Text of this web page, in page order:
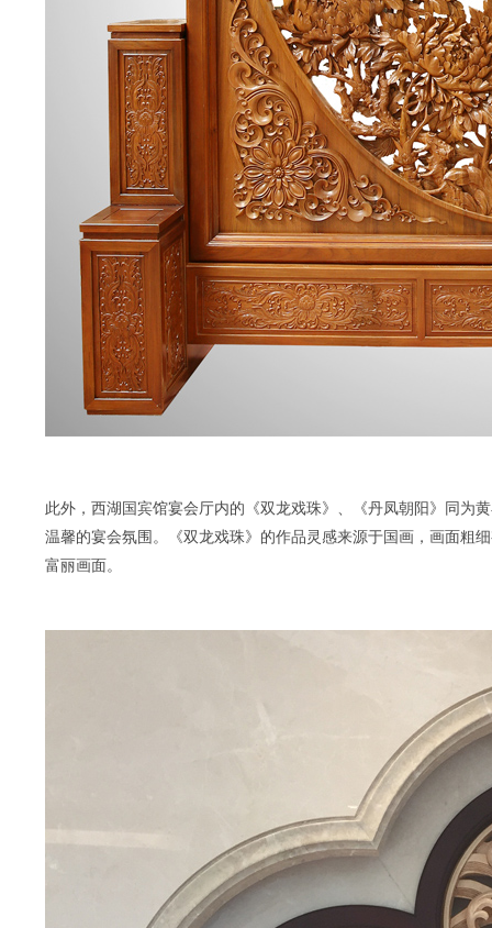
此外，西湖国宾馆宴会厅内的《双龙戏珠》、《丹凤朝阳》同为
温馨的宴会氛围。《双龙戏珠》的作品灵感来源于国画，画面粗
富丽画面。